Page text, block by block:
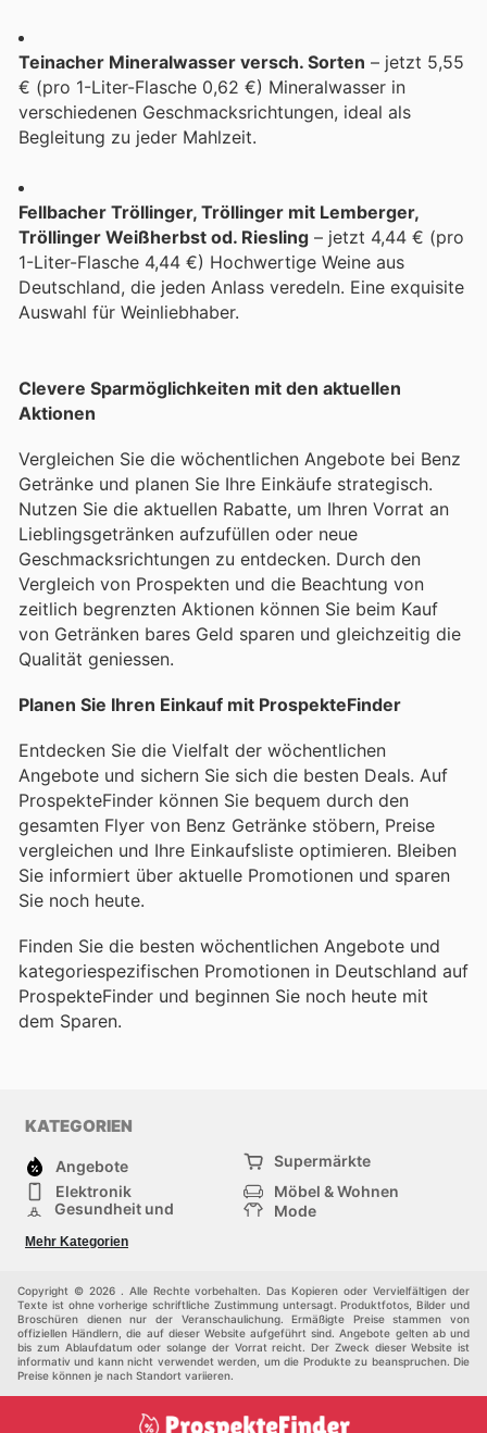
Teinacher Mineralwasser versch. Sorten – jetzt 5,55
€ (pro 1-Liter-Flasche 0,62 €) Mineralwasser in
verschiedenen Geschmacksrichtungen, ideal als
Begleitung zu jeder Mahlzeit.
Fellbacher Tröllinger, Tröllinger mit Lemberger,
Tröllinger Weißherbst od. Riesling – jetzt 4,44 € (pro
1-Liter-Flasche 4,44 €) Hochwertige Weine aus
Deutschland, die jeden Anlass veredeln. Eine exquisite
Auswahl für Weinliebhaber.
Clevere Sparmöglichkeiten mit den aktuellen
Aktionen
Vergleichen Sie die wöchentlichen Angebote bei Benz
Getränke und planen Sie Ihre Einkäufe strategisch.
Nutzen Sie die aktuellen Rabatte, um Ihren Vorrat an
Lieblingsgetränken aufzufüllen oder neue
Geschmacksrichtungen zu entdecken. Durch den
Vergleich von Prospekten und die Beachtung von
zeitlich begrenzten Aktionen können Sie beim Kauf
von Getränken bares Geld sparen und gleichzeitig die
Qualität geniessen.
Planen Sie Ihren Einkauf mit ProspekteFinder
Entdecken Sie die Vielfalt der wöchentlichen
Angebote und sichern Sie sich die besten Deals. Auf
ProspekteFinder können Sie bequem durch den
gesamten Flyer von Benz Getränke stöbern, Preise
vergleichen und Ihre Einkaufsliste optimieren. Bleiben
Sie informiert über aktuelle Promotionen und sparen
Sie noch heute.
Finden Sie die besten wöchentlichen Angebote und
kategoriespezifischen Promotionen in Deutschland auf
ProspekteFinder und beginnen Sie noch heute mit
dem Sparen.
KATEGORIEN
Angebote
Supermärkte
Elektronik
Möbel & Wohnen
Gesundheit und
Mode
Sportartikel und
Einkaufzentren
Andere
Mehr Kategorien
Copyright © 2026 . Alle Rechte vorbehalten. Das Kopieren oder Vervielfältigen der
Texte ist ohne vorherige schriftliche Zustimmung untersagt. Produktfotos, Bilder und
Broschüren dienen nur der Veranschaulichung. Ermäßigte Preise stammen von
offiziellen Händlern, die auf dieser Website aufgeführt sind. Angebote gelten ab und
bis zum Ablaufdatum oder solange der Vorrat reicht. Der Zweck dieser Website ist
informativ und kann nicht verwendet werden, um die Produkte zu beanspruchen. Die
Preise können je nach Standort variieren.